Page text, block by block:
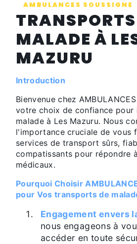
AMBULANCES SOUSSIGNE
MALADE À
MAZURU
Introduction
Bienvenue chez AMBULANCES
votre choix de confiance pour
malade à Les Mazuru. Nous
l'importance cruciale de vous
services de transport sûrs,
compatissants pour répondre
médicaux.
Pourquoi Choisir
pour Vos transports de
Engagement envers
nous engageons à
accéder en toute